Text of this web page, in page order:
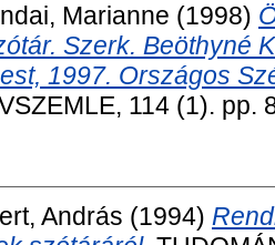
Marianne (1998)
Szerk. Beöthyné
1997. Országos
114 (1). pp.
András (1994)